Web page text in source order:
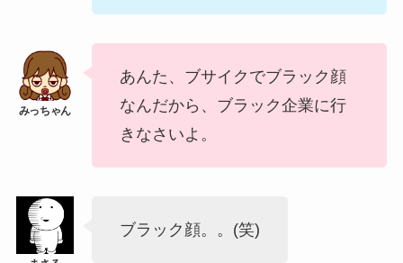
あんた、ブサイクでブラック顔
なんだから、ブラック企業に行
きなさいよ。
ブラック顔。。(笑)